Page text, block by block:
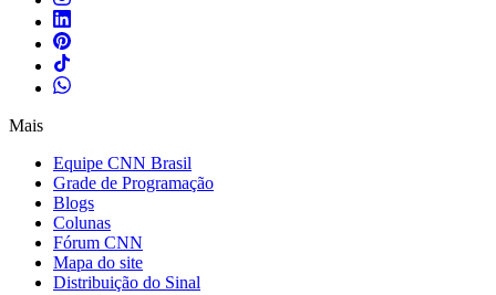
Mais
Equipe CNN Brasil
Grade de Programação
Blogs
Colunas
Fórum CNN
Mapa do site
Distribuição do Sinal